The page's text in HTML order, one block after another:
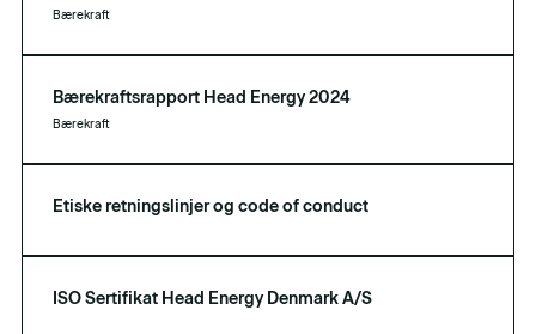
Bærekraft
Bærekraftsrapport Head Energy 2024
Bærekraft
Etiske retningslinjer og code of conduct
ISO Sertifikat Head Energy Denmark A/S